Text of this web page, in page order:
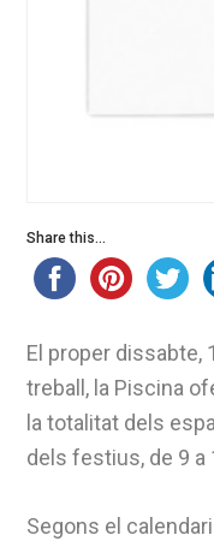
Share this...
El proper dissabte,
treball, la Piscina
la totalitat dels
dels festius, de 9 a
Segons el